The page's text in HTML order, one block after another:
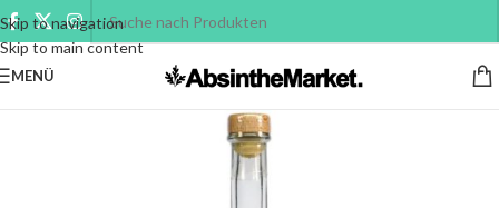
Skip to navigation
Skip to main content
MENÜ